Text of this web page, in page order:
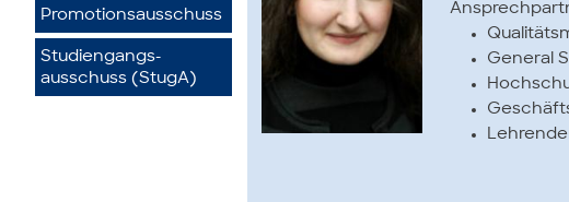
Promotionsausschuss
Studiengangs­
ausschuss (StugA)
General